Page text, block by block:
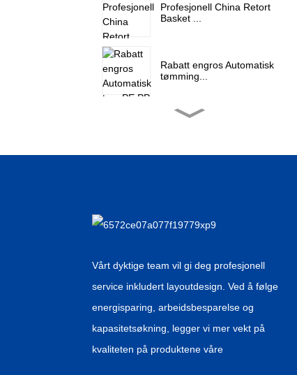
Profesjonell China Retort
Basket ...
Rabatt engros Automatisk
tømming...
Pet Can...
Vårt dyktige team vil gi deg profesjonell
service inkludert layoutdesign. Ved å følge
energisparing, arbeidsbesparelse og
kapasitetsøkning, legger vi mer vekt på
kvaliteten på produktene våre